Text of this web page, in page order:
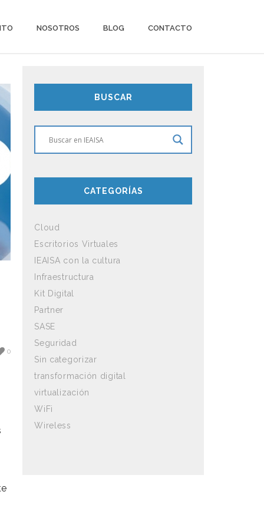
NOSOTROS BLOG CONTACTO
0
BUSCAR
CATEGORÍAS
Cloud
Escritorios Virtuales
IEAISA con la cultura
Infraestructura
Kit Digital
Partner
SASE
Seguridad
Sin categorizar
transformación digital
virtualización
WiFi
Wireless